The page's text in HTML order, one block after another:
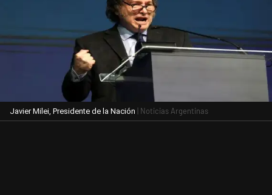
Javier Milei, Presidente de la Nación | Noticias Argentinas